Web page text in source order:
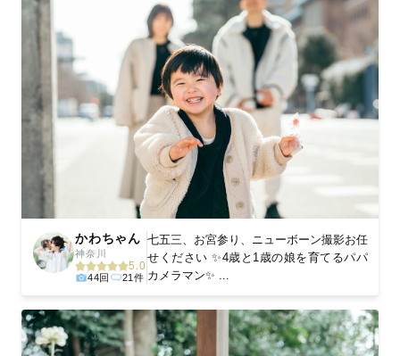
かわちゃん
神奈川
5.0
44回 21件
七五三、お宮参り、ニューボーン撮影お任
せください ✨4歳と1歳の娘を育てるパパ
カメラマン✨ ...